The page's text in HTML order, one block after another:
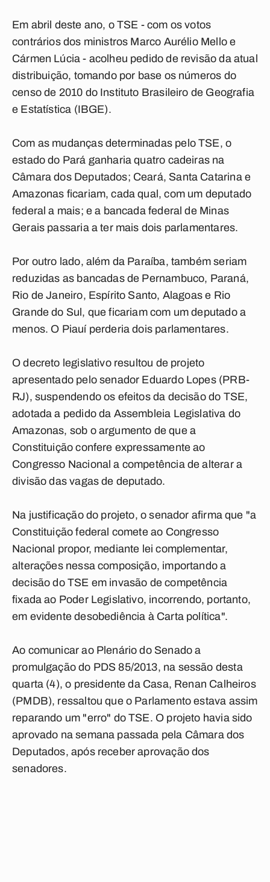
Em abril deste ano, o TSE - com os votos
contrários dos ministros Marco Aurélio Mello e
Cármen Lúcia - acolheu pedido de revisão da atual
distribuição, tomando por base os números do
censo de 2010 do Instituto Brasileiro de Geografia
e Estatística (IBGE).
Com as mudanças determinadas pelo TSE, o
estado do Pará ganharia quatro cadeiras na
Câmara dos Deputados; Ceará, Santa Catarina e
Amazonas ficariam, cada qual, com um deputado
federal a mais; e a bancada federal de Minas
Gerais passaria a ter mais dois parlamentares.
Por outro lado, além da Paraíba, também seriam
reduzidas as bancadas de Pernambuco, Paraná,
Rio de Janeiro, Espírito Santo, Alagoas e Rio
Grande do Sul, que ficariam com um deputado a
menos. O Piauí perderia dois parlamentares.
O decreto legislativo resultou de projeto
apresentado pelo senador Eduardo Lopes (PRB-
RJ), suspendendo os efeitos da decisão do TSE,
adotada a pedido da Assembleia Legislativa do
Amazonas, sob o argumento de que a
Constituição confere expressamente ao
Congresso Nacional a competência de alterar a
divisão das vagas de deputado.
Na justificação do projeto, o senador afirma que "a
Constituição federal comete ao Congresso
Nacional propor, mediante lei complementar,
alterações nessa composição, importando a
decisão do TSE em invasão de competência
fixada ao Poder Legislativo, incorrendo, portanto,
em evidente desobediência à Carta política".
Ao comunicar ao Plenário do Senado a
promulgação do PDS 85/2013, na sessão desta
quarta (4), o presidente da Casa, Renan Calheiros
(PMDB), ressaltou que o Parlamento estava assim
reparando um "erro" do TSE. O projeto havia sido
aprovado na semana passada pela Câmara dos
Deputados, após receber aprovação dos
senadores.